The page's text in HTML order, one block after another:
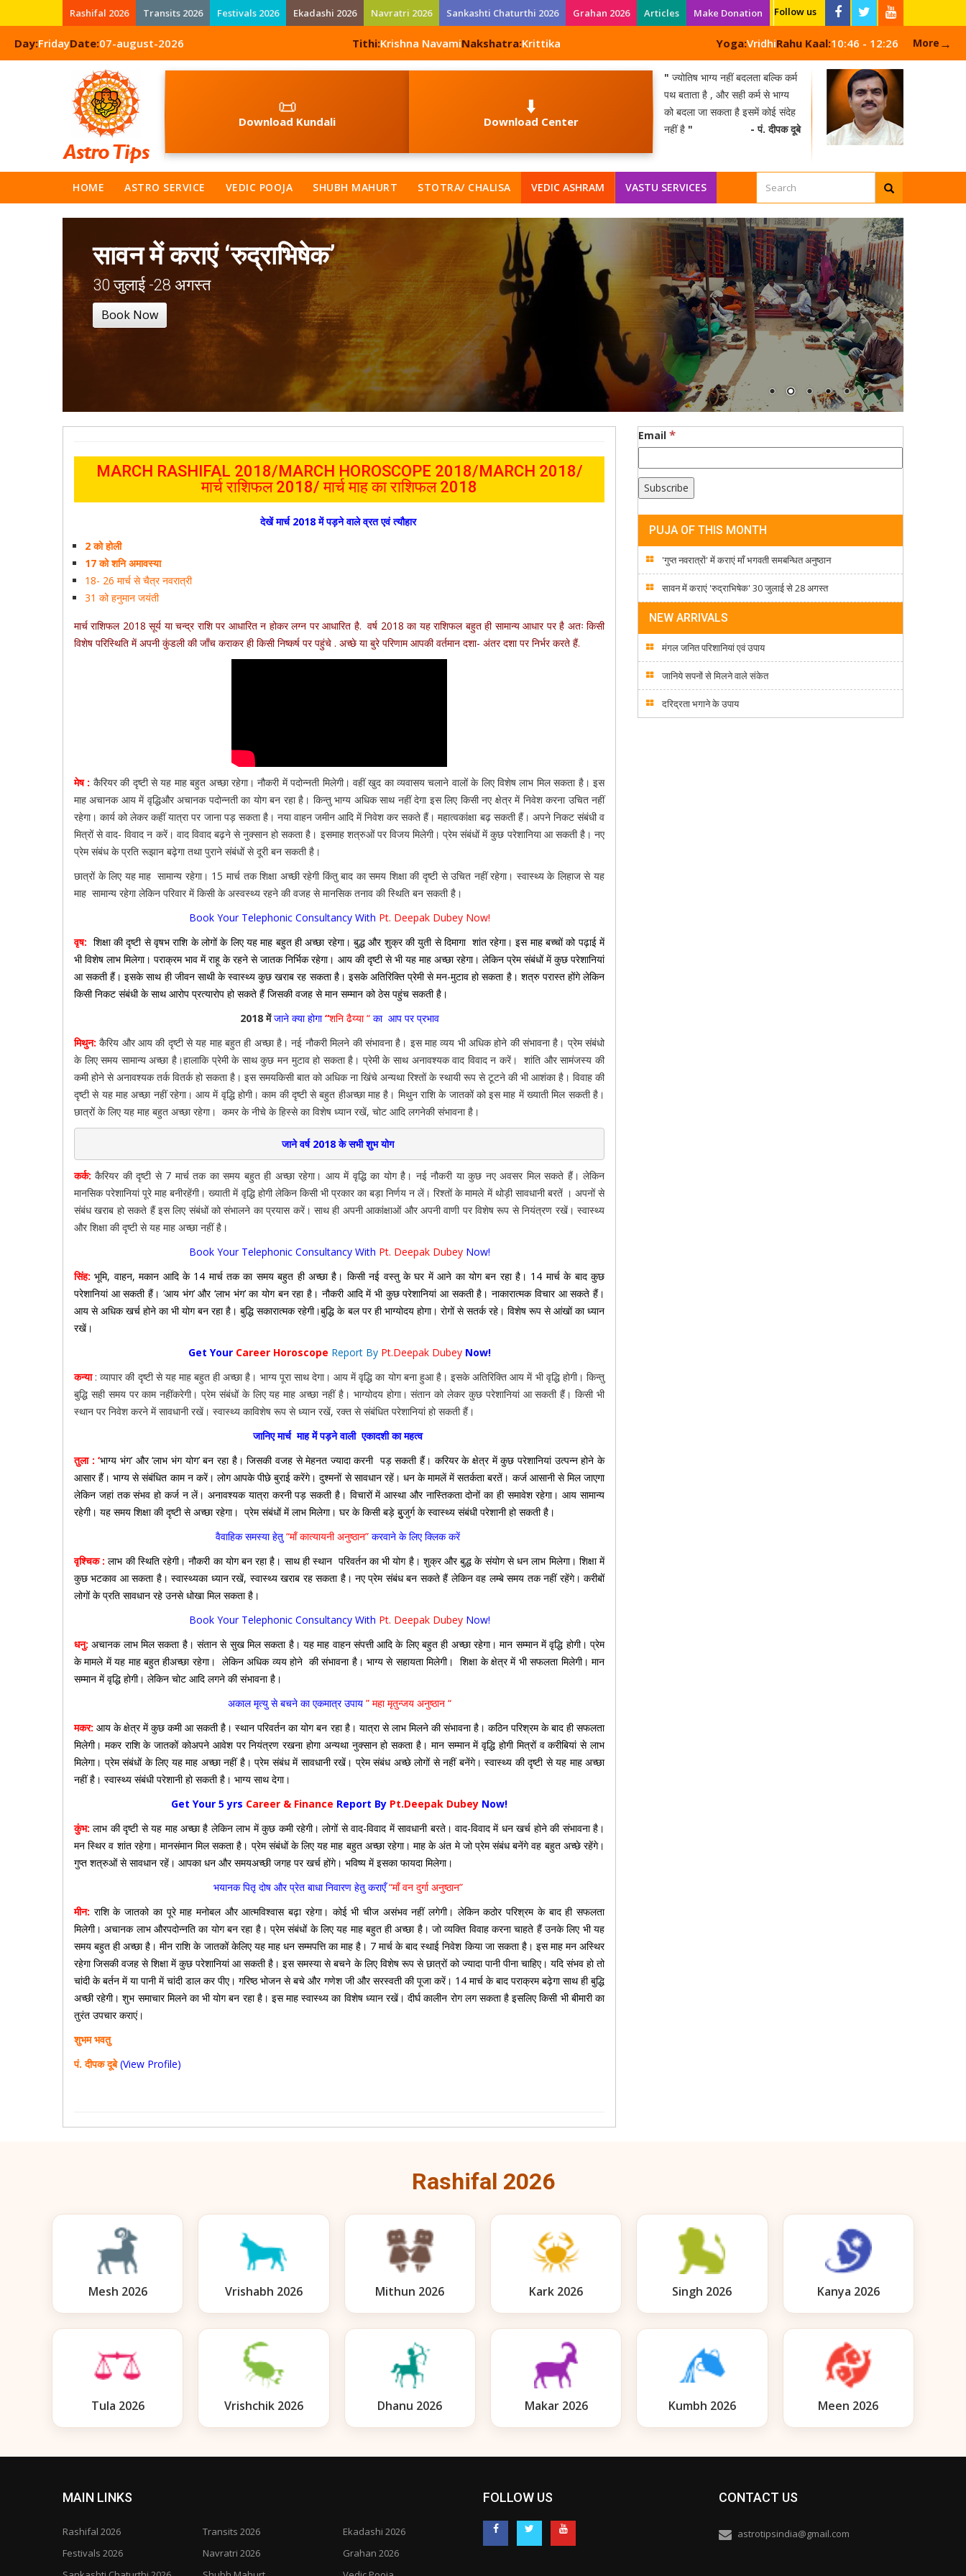
Rashifal 2026 Transits 2026 Festivals 2026 Ekadashi 2026 Navratri 2026 Sankashti Chaturthi 2026 Grahan 2026 Articles Make Donation Follow us
Day:FridayDate:07-august-2026 Tithi:Krishna NavamiNakshatra:Krittika Yoga:VridhiRahu Kaal:10:46 - 12:26 More →
📜
Download Kundali
⬇️
Download Center
" ज्योतिष भाग्य नहीं बदलता बल्कि कर्म
पथ बताता है , और सही कर्म से भाग्य
को बदला जा सकता है इसमें कोई संदेह
नहीं है " - पं. दीपक दूबे
HOME ASTRO SERVICE VEDIC POOJA SHUBH MAHURT STOTRA/ CHALISA VEDIC ASHRAM VASTU SERVICES
सावन में कराएं ‘रुद्राभिषेक’
30 जुलाई -28 अगस्त
Book Now
MARCH RASHIFAL 2018/MARCH HOROSCOPE 2018/MARCH 2018/
मार्च राशिफल 2018/ मार्च माह का राशिफल 2018
देखें मार्च 2018में पड़ने वाले व्रत एवं त्यौहार
2 को होली
17 को शनि अमावस्या
18- 26 मार्च से चैत्र नवरात्री
31 को हनुमान जयंती
मार्च राशिफल 2018 सूर्य या चन्द्र राशि पर आधारित न होकर लग्न पर आधारित है. वर्ष 2018 का यह राशिफल बहुत ही सामान्य आधार पर है अतः किसी
विशेष परिस्थिति में अपनी कुंडली की जाँच कराकर ही किसी निष्कर्ष पर पहुंचे . अच्छे या बुरे परिणाम आपकी वर्तमान दशा- अंतर दशा पर निर्भर करते हैं.
मेष : कैरियर की दृष्टी से यह माह बहुत अच्छा रहेगा। नौकरी में पदोन्नती मिलेगी। वहीं खुद का व्यवासय चलाने वालों के लिए विशेष लाभ मिल सकता है। इस
माह अचानक आय में वृद्धिऔर अचानक पदोन्नती का योग बन रहा है। किन्तु भाग्य अधिक साथ नहीं देगा इस लिए किसी नए क्षेत्र में निवेश करना उचित नहीं
रहेगा। कार्य को लेकर कहीं यात्रा पर जाना पड़ सकता है। नया वाहन जमीन आदि में निवेश कर सकते हैं। महात्वकांक्षा बढ़ सकती हैं। अपने निकट संबंधी व
मित्रों से वाद- विवाद न करें। वाद विवाद बढ़ने से नुक्सान हो सकता है। इसमाह शत्रुओं पर विजय मिलेगी। प्रेम संबंधों में कुछ परेशानिया आ सकती है। नए
प्रेम संबंध के प्रति रूझान बढ़ेगा तथा पुराने संबंधों से दूरी बन सकती है।
छात्रों के लिए यह माह सामान्य रहेगा। 15 मार्च तक शिक्षा अच्छी रहेगी किंतु बाद का समय शिक्षा की दृष्टी से उचित नहीं रहेगा। स्वास्थ्य के लिहाज से यह
माह सामान्य रहेगा लेकिन परिवार में किसी के अस्वस्थ्य रहने की वजह से मानसिक तनाव की स्थिति बन सकती है।
Book Your Telephonic Consultancy With Pt. Deepak Dubey Now!
वृष: शिक्षा की दृष्टी से वृषभ राशि के लोगों के लिए यह माह बहुत ही अच्छा रहेगा। बुद्ध और शुक्र की युती से दिमागा शांत रहेगा। इस माह बच्चों को पढ़ाई में
भी विशेष लाभ मिलेगा। पराक्रम भाव में राहू के रहने से जातक निर्भिक रहेगा। आय की दृष्टी से भी यह माह अच्छा रहेगा। लेकिन प्रेम संबंधों में कुछ परेशानियां
आ सकती हैं। इसके साथ ही जीवन साथी के स्वास्थ्य कुछ खराब रह सकता है। इसके अतिरिक्ति प्रेमी से मन-मुटाव हो सकता है। शत्रु परास्त होंगे लेकिन
किसी निकट संबंधी के साथ आरोप प्रत्यारोप हो सकते हैं जिसकी वजह से मान सम्मान को ठेस पहुंच सकती है।
2018 मेंजाने क्या होगा “शनि ढैय्या “ का आप पर प्रभाव
मिथुन:कैरिय और आय की दृष्टी से यह माह बहुत ही अच्छा है। नई नौकरी मिलने की संभावना है। इस माह व्यय भी अधिक होने की संभावना है। प्रेम संबंधो
के लिए समय सामान्य अच्छा है।हालाकि प्रेमी के साथ कुछ मन मुटाव हो सकता है। प्रेमी के साथ अनावश्यक वाद विवाद न करें। शांति और सामंजस्य की
कमी होने से अनावश्यक तर्क वितर्क हो सकता है। इस समयकिसी बात को अधिक ना खिंचे अन्यथा रिश्तों के स्थायी रूप से टूटने की भी आशंका है। विवाह की
दृष्टी से यह माह अच्छा नहीं रहेगा। आय में वृद्धि होगी। काम की दृष्टी से बहुत हीअच्छा माह है। मिथुन राशि के जातकों को इस माह में ख्याती मिल सकती है।
छात्रों के लिए यह माह बहुत अच्छा रहेगा। कमर के नीचे के हिस्से का विशेष ध्यान रखें, चोट आदि लगनेकी संभावना है।
जाने वर्ष 2018 के सभी शुभ योग
कर्क:कैरियर की दृष्टी से 7 मार्च तक का समय बहुत ही अच्छा रहेगा। आय में वृद्धि का योग है। नई नौकरी या कुछ नए अवसर मिल सकते हैं। लेकिन
मानसिक परेशानियां पूरे माह बनीरहेंगी। ख्याती में वृद्धि होगी लेकिन किसी भी प्रकार का बड़ा निर्णय न लें। रिश्तों के मामले में थोड़ी सावधानी बरतें । अपनों से
संबंध खराब हो सकते हैं इस लिए संबंधों को संभालने का प्रयास करें। साथ ही अपनी आकांक्षाओं और अपनी वाणी पर विशेष रूप से नियंत्रण रखें। स्वास्थ्य
और शिक्षा की दृष्टी से यह माह अच्छा नहीं है।
Book Your Telephonic Consultancy With Pt. Deepak Dubey Now!
सिंह:भूमि, वाहन, मकान आदि के 14 मार्च तक का समय बहुत ही अच्छा है। किसी नई वस्तु के घर में आने का योग बन रहा है। 14 मार्च के बाद कुछ
परेशानियां आ सकती हैं। ‘आय भंग’ और ‘लाभ भंग’ का योग बन रहा है। नौकरी आदि में भी कुछ परेशानियां आ सकती है। नाकारात्मक विचार आ सकते हैं।
आय से अधिक खर्च होने का भी योग बन रहा है। बुद्धि सकारात्मक रहेगी।बुद्धि के बल पर ही भाग्योदय होगा। रोगों से सतर्क रहे। विशेष रूप से आंखों का ध्यान
रखें।
Get YourCareer Horoscope Report By Pt.Deepak Dubey Now!
कन्या : व्यापार की दृष्टी से यह माह बहुत ही अच्छा है। भाग्य पूरा साथ देगा। आय में वृद्धि का योग बना हुआ है। इसके अतिरिक्ति आय में भी वृद्धि होगी। किन्तु
बुद्धि सही समय पर काम नहींकरेगी। प्रेम संबंधों के लिए यह माह अच्छा नहीं है। भाग्योदय होगा। संतान को लेकर कुछ परेशानियां आ सकती हैं। किसी भी
स्थान पर निवेश करने में सावधानी रखें। स्वास्थ्य काविशेष रूप से ध्यान रखें, रक्त से संबंधित परेशानियां हो सकती हैं।
जानिए मार्च माह में पड़ने वाली एकादशी का महत्व
तुला : ‘भाग्य भंग’ और ‘लाभ भंग योग’ बन रहा है। जिसकी वजह से मेहनत ज्यादा करनी पड़ सकती हैं। करियर के क्षेत्र में कुछ परेशानियां उत्पन्न होने के
आसार हैं। भाग्य से संबंधित काम न करें। लोग आपके पीछे बुराई करेंगे। दुश्मनों से सावधान रहें। धन के मामलें में सतर्कता बरतें। कर्ज आसानी से मिल जाएगा
लेकिन जहां तक संभव हो कर्ज न लें। अनावश्यक यात्रा करनी पड़ सकती है। विचारों में आस्था और नास्तिकता दोनों का ही समावेश रहेगा। आय सामान्य
रहेगी। यह समय शिक्षा की दृष्टी से अच्छा रहेगा। प्रेम संबंधों में लाभ मिलेगा। घर के किसी बड़े बुुजुर्ग के स्वास्थ्य संबंधी परेशानी हो सकती है।
वैवाहिक समस्या हेतु “माँ कात्यायनी अनुष्ठान” करवाने के लिए क्लिक करें
वृश्चिक :लाभ की स्थिति रहेगी। नौकरी का योग बन रहा है। साथ ही स्थान परिवर्तन का भी योग है। शुक्र और बुद्ध के संयोग से धन लाभ मिलेगा। शिक्षा में
कुछ भटकाव आ सकता है। स्वास्थ्यका ध्यान रखें, स्वास्थ्य खराब रह सकता है। नए प्रेम संबंध बन सकते हैं लेकिन वह लम्बे समय तक नहीं रहेंगे। करीबों
लोगों के प्रति सावधान रहे उनसे धोखा मिल सकता है।
Book Your Telephonic Consultancy With Pt. Deepak Dubey Now!
धनु:अचानक लाभ मिल सकता है। संतान से सुख मिल सकता है। यह माह वाहन संपत्ती आदि के लिए बहुत ही अच्छा रहेगा। मान सम्मान में वृद्धि होगी। प्रेम
के मामले में यह माह बहुत हीअच्छा रहेगा। लेकिन अधिक व्यय होने की संभावना है। भाग्य से सहायता मिलेगी। शिक्षा के क्षेत्र में भी सफलता मिलेगी। मान
सम्मान में वृद्धि होगी। लेकिन चोट आदि लगने की संभावना है।
अकाल मृत्यु से बचने का एकमात्र उपाय ” महा मृतुन्जय अनुष्ठान “
मकर:आय के क्षेत्र में कुछ कमी आ सकती है। स्थान परिवर्तन का योग बन रहा है। यात्रा से लाभ मिलने की संभावना है। कठिन परिश्रम के बाद ही सफलता
मिलेगी। मकर राशि के जातकों कोअपने आवेश पर नियंत्रण रखना होगा अन्यथा नुक्सान हो सकता है। मान सम्मान में वृद्धि होगी मित्रों व करीबियां से लाभ
मिलेगा। प्रेम संबंधों के लिए यह माह अच्छा नहीं है। प्रेम संबंध में सावधानी रखें। प्रेम संबंध अच्छे लोगों से नहीं बनेंगे। स्वास्थ्य की दृष्टी से यह माह अच्छा
नहीं है। स्वास्थ्य संबंधी परेशानी हो सकती है। भाग्य साथ देगा।
Get Your 5 yrs Career & Finance Report By Pt.Deepak Dubey Now!
कुंभ:लाभ की दृष्टी से यह माह अच्छा है लेकिन लाभ में कुछ कमी रहेगी। लोगों से वाद-विवाद में सावधानी बरते। वाद-विवाद में धन खर्च होने की संभावना है।
मन स्थिर व शांत रहेगा। मानसंमान मिल सकता है। प्रेम संबंधों के लिए यह माह बहुत अच्छा रहेगा। माह के अंत मे जो प्रेम संबंध बनेंगे वह बहुत अच्छे रहेंगे।
गुप्त शत्रुओं से सावधान रहें। आपका धन और समयअच्छी जगह पर खर्च होंगे। भविष्य में इसका फायदा मिलेगा।
भयानक पितृ दोष और प्रेत बाधा निवारण हेतु कराएँ “माँ वन दुर्गा अनुष्ठान”
मीन: राशि के जातको का पूरे माह मनोबल और आत्मविश्वास बढ़ा रहेगा। कोई भी चीज असंभव नहीं लगेगी। लेकिन कठोर परिश्रम के बाद ही सफलता
मिलेगी। अचानक लाभ औरपदोन्नति का योग बन रहा है। प्रेम संबंधों के लिए यह माह बहुत ही अच्छा है। जो व्यक्ति विवाह करना चाहते हैं उनके लिए भी यह
समय बहुत ही अच्छा है। मीन राशि के जातकों केलिए यह माह धन सम्मपत्ति का माह है। 7 मार्च के बाद स्थाई निवेश किया जा सकता है। इस माह मन अस्थिर
रहेगा जिसकी वजह से शिक्षा में कुछ परेशानियां आ सकती है। इस समस्या से बचने के लिए विशेष रूप से छात्रों को ज्यादा पानी पीना चाहिए। यदि संभव हो तो
चांदी के बर्तन में या पानी में चांदी डाल कर पीए। गरिष्ठ भोजन से बचे और गणेश जी और सरस्वती की पूजा करें। 14 मार्च के बाद पराक्रम बढ़ेगा साथ ही बुद्धि
अच्छी रहेगी। शुभ समाचार मिलने का भी योग बन रहा है। इस माह स्वास्थ्य का विशेष ध्यान रखें। दीर्घ कालीन रोग लग सकता है इसलिए किसी भी बीमारी का
तुरंत उपचार कराएं।
शुभम भवतु
पं. दीपक दूबे(View Profile)
Email *
PUJA OF THIS MONTH
'गुप्त नवरात्रों' में कराएं माँ भगवती समबन्धित अनुष्ठान
सावन में कराएं 'रुद्राभिषेक' 30 जुलाई से 28 अगस्त
NEW ARRIVALS
मंगल जनित परिशानियां एवं उपाय
जानिये सपनों से मिलने वाले संकेत
दरिद्रता भगाने के उपाय
Rashifal 2026
Mesh 2026 Vrishabh 2026 Mithun 2026 Kark 2026 Singh 2026 Kanya 2026
Tula 2026 Vrishchik 2026 Dhanu 2026 Makar 2026 Kumbh 2026 Meen 2026
MAIN LINKS
Rashifal 2026 Transits 2026
Ekadashi 2026
Festivals 2026
Navratri 2026
Grahan 2026
FOLLOW US CONTACT US
astrotipsindia@gmail.com